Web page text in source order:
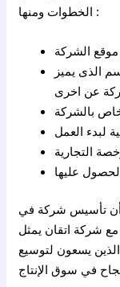
الخطوات ومنها :
موقع الشركة
الذى يميز
أن تأسيس شركة في
مع شركة اتقان يمثل
يسعون لتوسيع